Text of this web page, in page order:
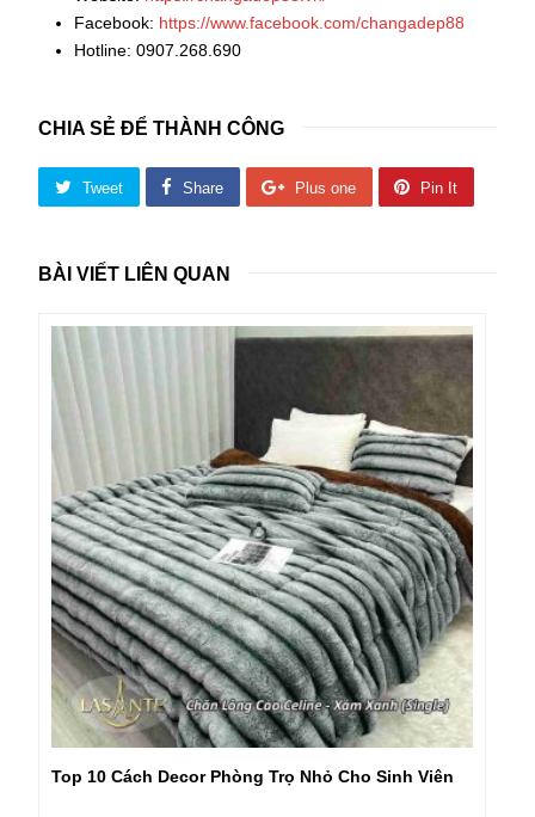
Facebook: https://www.facebook.com/changadep88
Hotline: 0907.268.690
CHIA SẺ ĐỂ THÀNH CÔNG
Tweet Share Plus one Pin It
BÀI VIẾT LIÊN QUAN
Top 10 Cách Decor Phòng Trọ Nhỏ Cho Sinh Viên